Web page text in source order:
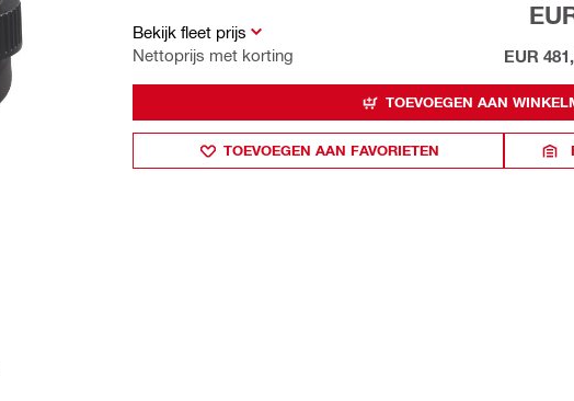
Bekijk fleet prijs
Nettoprijs met korting
EUR
TOEVOEGEN AAN
TOEVOEGEN AAN FAVORIETEN